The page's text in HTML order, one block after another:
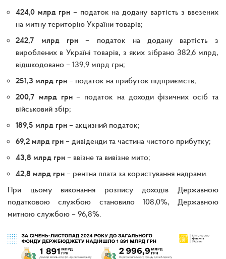
424,0 млрд грн – податок на додану вартість з ввезених
на митну територію України товарів;
242,7 млрд грн – податок на додану вартість з
вироблених в Україні товарів, з яких зібрано 382,6 млрд,
відшкодовано – 139,9 млрд грн;
251,3 млрд грн – податок на прибуток підприємств;
200,7 млрд грн– податок на доходи фізичних осіб та
військовий збір;
189,5 млрд грн – акцизний податок;
69,2 млрд грн – дивіденди та частина чистого прибутку;
43,8 млрд грн – ввізне та вивізне мито;
42,8 млрд грн – рентна плата за користування надрами.
При цьому виконання розпису доходів Державною
податковою службою становило 108,0%, Державною
митною службою – 96,8%.